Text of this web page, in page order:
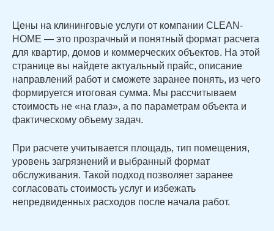
Цены на клининговые услуги от компании CLEAN-
HOME — это прозрачный и понятный формат расчета
для квартир, домов и коммерческих объектов. На этой
странице вы найдете актуальный прайс, описание
направлений работ и сможете заранее понять, из чего
формируется итоговая сумма. Мы рассчитываем
стоимость не «на глаз», а по параметрам объекта и
фактическому объему задач.
При расчете учитывается площадь, тип помещения,
уровень загрязнений и выбранный формат
обслуживания. Такой подход позволяет заранее
согласовать стоимость услуг и избежать
непредвиденных расходов после начала работ.